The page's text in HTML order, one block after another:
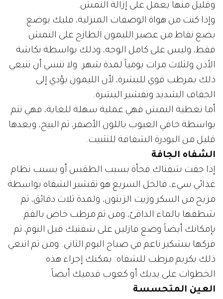
وقليل منها يعمل على إزالة النمش.
وإذا كنت من هواة الوصفات المنزلية، فليك بوضع
بضع نقاط من عصير الليمون الطازج على النمش
فقط، وليس على كامل الوجه، وذلك بواسطة نكاشة
الأذن ولثلاث مرات يومياً لمدة شهر. ولا تنسي أن تتبعي
ذلك بمرطب قوي للبشرة، لأن الليمون يؤدي إلى
الجفاف الشديد وتقشير البشرة.
أما تغطية النمش فهي عملية سهلة للغاية، فهي تتم
بواسطة خافي العيوب باللون الأصفر، ثم البيج، وبعدها
قليل من البودرة الشفافة للتثبيت.
الشفاه الجافة
إذا جفت شفتاك فجأة بسبب الطقس أو بسبب نظام
غذائي سيء، فالحل السريع هو تقشير الشفاه بواسطة
مزيج من السكر وزيت الزيتون، ولمدة ثلاث دقائق، ثم
شطفها بالماء الدافئ، ومن ثم مرطب خاص بالفم.
بإمكانك أيضاً وضع فازلين على شفتيك قبل النوم، ثم
فركها ببشكير ناعم في صباح اليوم الثاني. ومن ثم اتبعي
ذلك بكريم مرطب للشفاه. يمكنك إجراء هذه
الخطوات على يديك أو كعوب قدميك أيضاً.
العين المتحسسة